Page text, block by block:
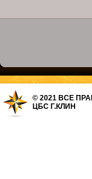
© 2021 ВСЕ
ЦБС Г.КЛИН